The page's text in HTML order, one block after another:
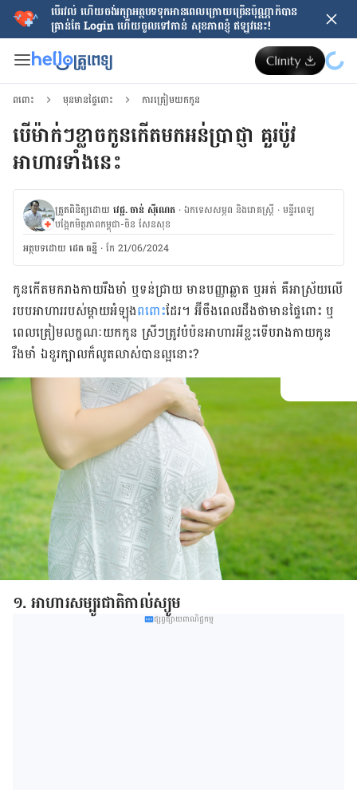
បើរវល់ ហើយចង់​រក្សាអត្ថបទទុកអានពេលក្រោយ​ច្រើនប៉ុណ្ណាក៏បាន
គ្រាន់តែ​ Login ហើយចូលទៅកាន់ សុខភាពខ្ញុំ ឥឡូវនេះ!
ពពោះ មុនមានផ្ទៃពោះ ការត្រៀមយកកូន
បើម៉ាក់ៗខ្លាចកូនកើតមកអន់ប្រាជ្ញា គួរប៉ូវ
អាហារទាំងនេះ
ត្រួតពិនិត្យដោយ វេជ្ជ. ចាន់ ស៊ីណេត ·ឯកទេសសម្ភព និងរោគស្ត្រី ·ម​ន្ទីរពេទ្យ
បង្អែកមិត្តភាពកម្ពុជា-ចិន សែនសុខ
អត្ថបទ​ដោយ ដេត ធន្នី ·កែ 21/06/2024
កូន​កើត​មក​រាង​កាយ​រឹងមាំ ឬ​ទន់​ជ្រាយ មាន​បញ្ញា​ឆ្លាត ឬ​អត់ គឺ​អាស្រ័យ​លើ​
របប​អាហារ​របស់​ម្តាយ​អំឡុង​ពពោះ​ដែរ។ អ៊ីចឹង​ពេល​ដឹង​ថា​មាន​ផ្ទៃពោះ ឬ​
ពេល​ត្រៀម​លក្ខណៈ​យក​កូន ស្រី​ៗត្រូវបំប៉ន​អាហារ​អីខ្លះ​ទើប​រាងកាយ​កូន​
រឹងមាំ ឯ​ខួរ​ក្បាល​ក៏​លូត​លាស់​បាន​ល្អ​នោះ?
១. អាហារ​សម្បូរ​ជាតិ​កាល់ស្យូម
ផ្សព្វផ្សាយពាណិជ្ជកម្ម